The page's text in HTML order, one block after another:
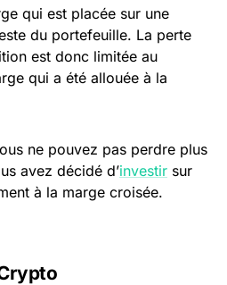
qui est placée sur une
du portefeuille. La perte
est donc limitée au
qui a été allouée à la
ne pouvez pas perdre plus
avez décidé d’investir sur
à la marge croisée.